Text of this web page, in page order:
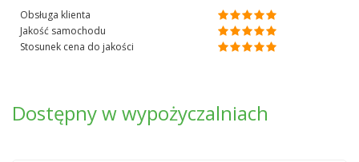
Obsługa klienta
Jakość samochodu
Stosunek cena do jakości
Dostępny w wypożyczalniach